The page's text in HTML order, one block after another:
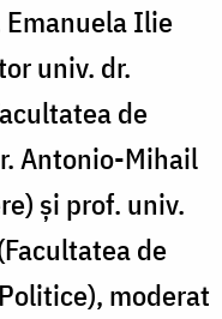
Emanuela Ilie
univ. dr.
de
Antonio-Mihail
și prof. univ.
de
moderat